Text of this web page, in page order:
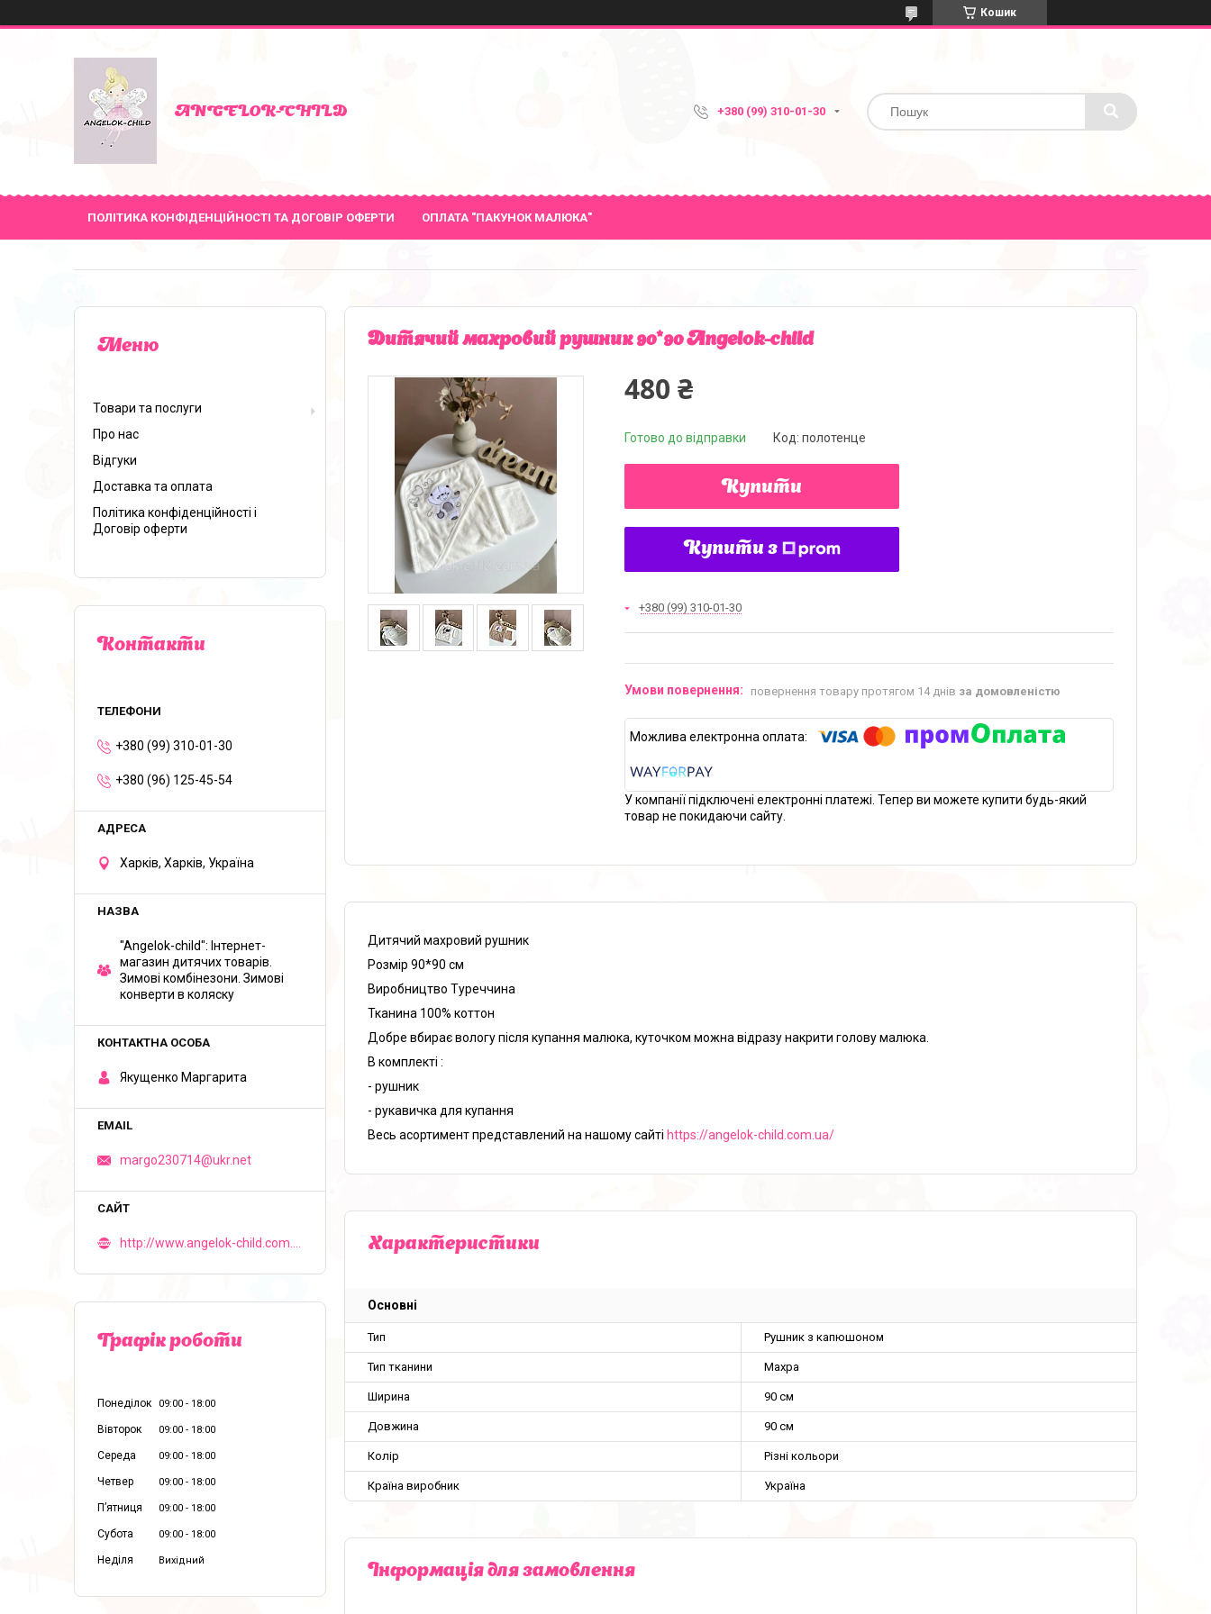
Кошик
ANGELOK-CHILD +380 (99) 310-01-30
ПОЛІТИКА КОНФІДЕНЦІЙНОСТІ ТА ДОГОВІР ОФЕРТИ ОПЛАТА "ПАКУНОК МАЛЮКА"
Дитячий махровий рушник 90*90 Angelok-child
480 ₴
Готово до відправки Код: полотенце
Купити
Купити з
+380 (99) 310-01-30
повернення товару протягом 14 днів за домовленістю
У компанії підключені електронні платежі. Тепер ви можете купити будь-який
товар не покидаючи сайту.
Дитячий махровий рушник
Розмір 90*90 см
Виробництво Туреччина
Тканина 100% коттон
Добре вбирає вологу після купання малюка, куточком можна відразу накрити голову малюка.
В комплекті :
- рушник
- рукавичка для купання
Весь асортимент представлений на нашому сайті https://angelok-child.com.ua/
Характеристики
Основні
Тип Рушник з капюшоном
Тип тканини Махра
Ширина 90 см
Довжина 90 см
Колір Різні кольори
Країна виробник Україна
Інформація для замовлення
Товари та послуги
Про нас
Відгуки
Доставка та оплата
Політика конфіденційності і
Договір оферти
Контакти
+380 (99) 310-01-30
+380 (96) 125-45-54
Харків, Харків, Україна
"Angelok-child": Інтернет-
магазин дитячих товарів.
Зимові комбінезони. Зимові
конверти в коляску
Якущенко Маргарита
margo230714@ukr.net
Графік роботи
Понеділок 09:00 18:00
Вівторок 09:00 18:00
Середа 09:00 18:00
Четвер 09:00 18:00
Пʼятниця 09:00 18:00
Субота 09:00 18:00
Неділя Вихідний